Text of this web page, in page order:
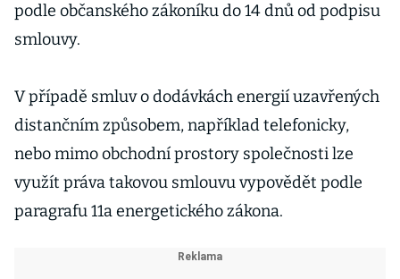
podle občanského zákoníku do 14 dnů od podpisu
smlouvy.
V případě smluv o dodávkách energií uzavřených
distančním způsobem, například telefonicky,
nebo mimo obchodní prostory společnosti lze
využít práva takovou smlouvu vypovědět podle
paragrafu 11a energetického zákona.